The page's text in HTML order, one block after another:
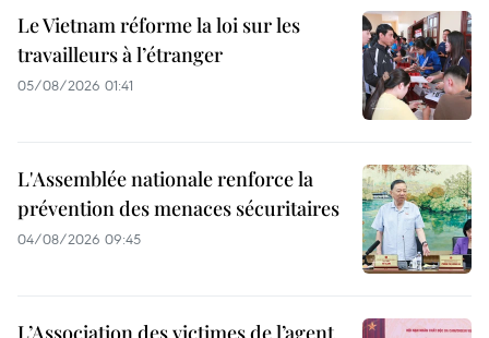
Le Vietnam réforme la loi sur les
travailleurs à l’étranger
05/08/2026 01:41
L'Assemblée nationale renforce la
prévention des menaces sécuritaires
04/08/2026 09:45
L’Association des victimes de l’agent